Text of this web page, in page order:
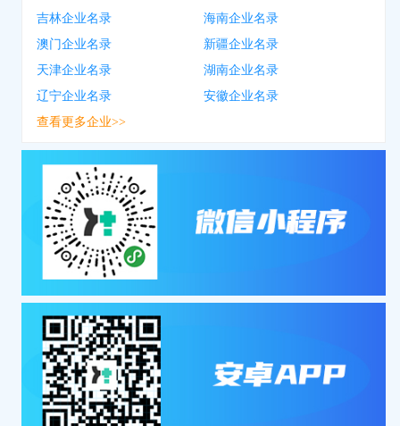
吉林企业名录
海南企业名录
澳门企业名录
新疆企业名录
天津企业名录
湖南企业名录
辽宁企业名录
安徽企业名录
查看更多企业>>